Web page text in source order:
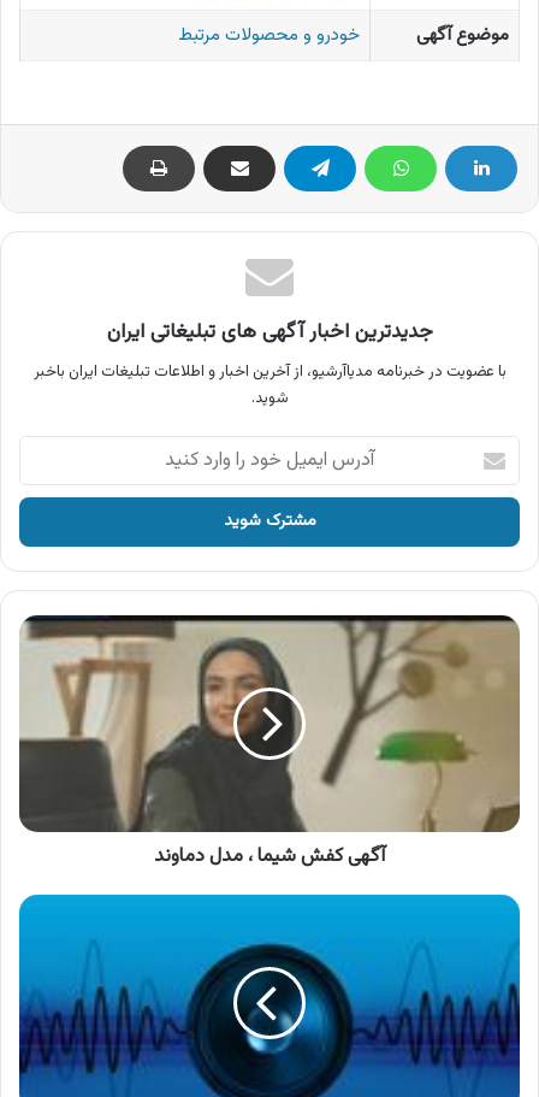
موضوع آگهی
خودرو و محصولات مرتبط
جدیدترین اخبار آگهی های تبلیغاتی ایران
با عضویت در خبرنامه مدیاآرشیو، از آخرین اخبار و اطلاعات تبلیغات ایران باخبر
شوید.
آدرس
ایمیل
خود
وارد
کنید
آگهی
آگهی کفش شیما ، مدل دماوند
آگهی
ماهر
آرا
سام
،
رنگ